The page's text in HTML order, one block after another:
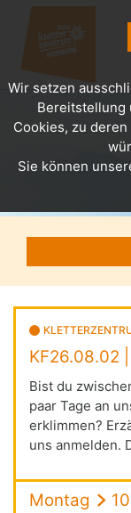
KF26.08.02
Bist du
paar Tage an
erklimmen?
uns anmelden.
Montag
Wir setzen
Bereitstellung
Cookies, zu
Sie können